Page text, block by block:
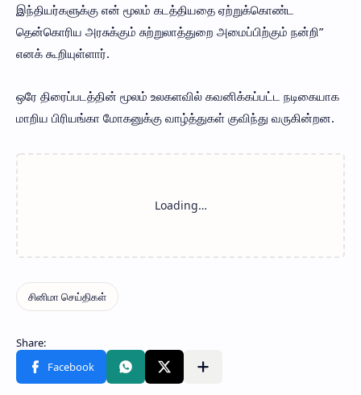
இந்தியர்களுக்கு என் மூலம் கடத்தியதை ஏற்றுக்கொண்ட
தென்கொரிய அரசுக்கும் சுற்றுலாத்துறை அமைப்பிற்கும் நன்றி”
எனக் கூறியுள்ளார்.
ஒரே திரைப்படத்தின் மூலம் உலகளவில் கவனிக்கப்பட்ட நடிகையாக
மாறிய பிரியங்கா மோகனுக்கு வாழ்த்துகள் குவிந்து வருகின்றன.